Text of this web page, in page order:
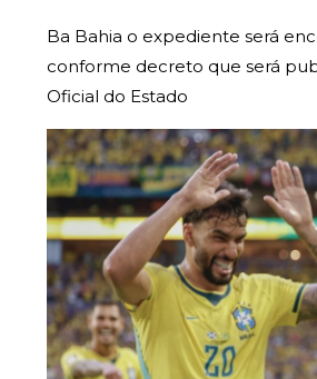
Ba Bahia o expediente será
conforme decreto que será
Oficial do Estado